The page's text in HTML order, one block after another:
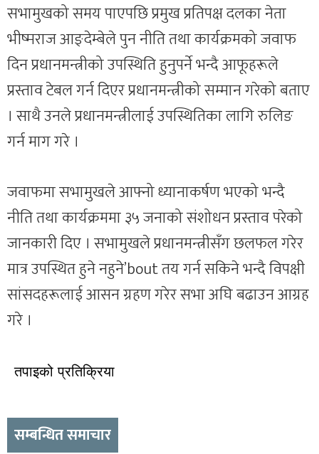
सभामुखको समय पाएपछि प्रमुख प्रतिपक्ष दलका नेता
भीष्मराज आङ्देम्बेले पुन नीति तथा कार्यक्रमको जवाफ
दिन प्रधानमन्त्रीको उपस्थिति हुनुपर्ने भन्दै आफूहरूले
प्रस्ताव टेबल गर्न दिएर प्रधानमन्त्रीको सम्मान गरेको बताए
। साथै उनले प्रधानमन्त्रीलाई उपस्थितिका लागि रुलिङ
गर्न माग गरे ।
जवाफमा सभामुखले आफ्नो ध्यानाकर्षण भएको भन्दै
नीति तथा कार्यक्रममा ३५ जनाको संशोधन प्रस्ताव परेको
जानकारी दिए । सभामुखले प्रधानमन्त्रीसँग छलफल गरेर
मात्र उपस्थित हुने नहुने’bout तय गर्न सकिने भन्दै विपक्षी
सांसदहरूलाई आसन ग्रहण गरेर सभा अघि बढाउन आग्रह
गरे ।
तपाइको प्रतिक्रिया
सम्बन्धित समाचार